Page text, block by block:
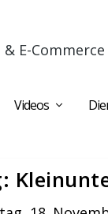
E-
Videos